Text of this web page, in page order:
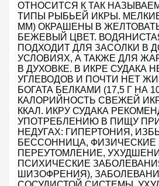
ОТНОСИТСЯ К ТАК
ТИПЫ РЫБЬЕЙ ИКРЫ.
ММ) ОКРАШЕНЫ В
БЕЖЕВЫЙ ЦВЕТ.
ПОДХОДИТ ДЛЯ ЗАСОЛКИ В
УСЛОВИЯХ, А ТАКЖЕ ДЛЯ
В ДУХОВКЕ. В ИКРЕ СУДАКА
УГЛЕВОДОВ И ПОЧТИ НЕТ
БОГАТА БЕЛКАМИ (17,5 Г НА
КАЛОРИЙНОСТЬ СВЕЖЕЙ
ККАЛ. ИКРУ СУДАКА
УПОТРЕБЛЕНИЮ В ПИЩУ
НЕДУГАХ: ГИПЕРТОНИЯ,
БЕССОННИЦА, ФИЗИЧЕСКИЕ
ПЕРЕУТОМЛЕНИЕ,
ПСИХИЧЕСКИЕ
ШИЗОФРЕНИЯ),